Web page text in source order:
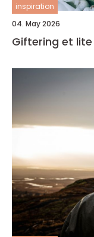
inspiration
04. May 2026